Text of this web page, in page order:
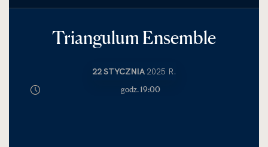
Triangulum Ensemble
22 STYCZNIA 2025 R.
godz. 19:00